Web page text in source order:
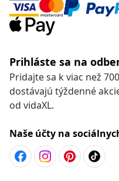
Prihláste sa na
Pridajte sa k viac než
dostávajú týždenné
od vidaXL.
Naše účty na